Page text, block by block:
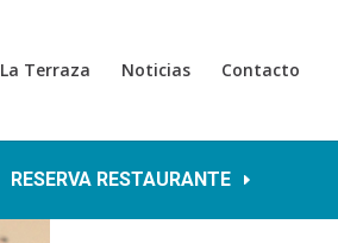
La Terraza Noticias Contacto
RESERVA RESTAURANTE